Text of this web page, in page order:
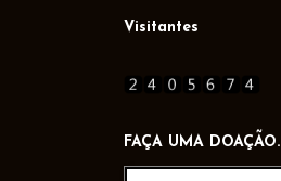
Visitantes
FAÇA UMA DOAÇÃO.